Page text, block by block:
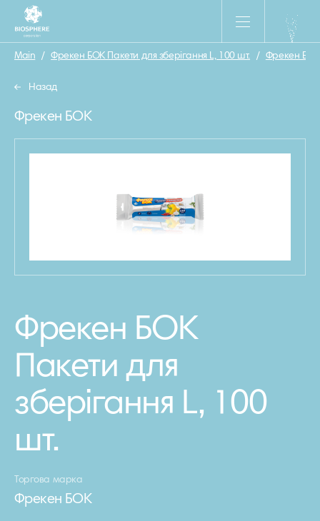
Main / Фрекен БОК Пакети для зберігання L, 100 шт. / Фрекен БОК
Назад
Фрекен БОК
Фрекен БОК
Пакети для
зберігання L, 100
шт.
Торгова марка
Фрекен БОК